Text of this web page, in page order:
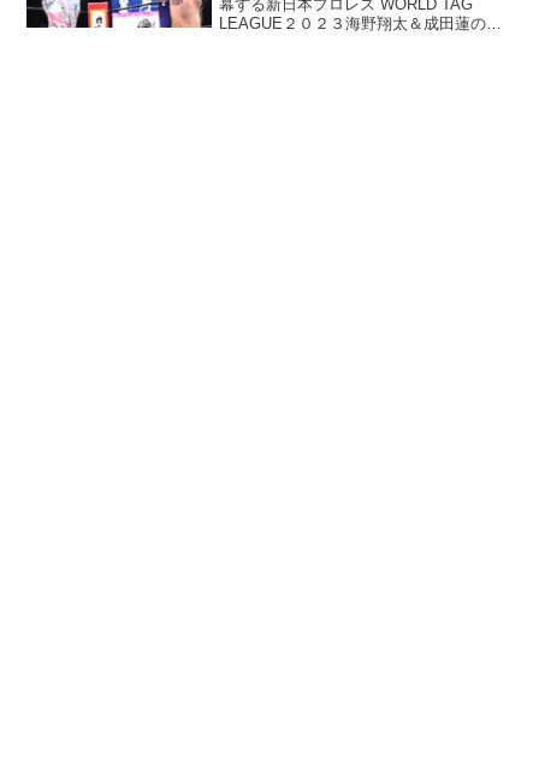
幕する新日本プロレス WORLD TAG
LEAGUE２０２３海野翔太＆成田蓮の同